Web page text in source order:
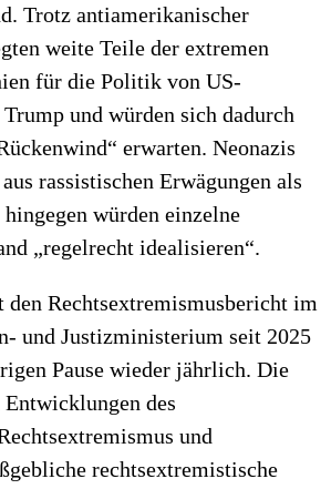
Trotz antiamerikanischer
weite Teile der extremen
für die Politik von US-
und würden sich dadurch
erwarten. Neonazis
rassistischen Erwägungen als
würden einzelne
„regelrecht idealisieren“.
Rechtsextremismusbericht im
und Justizministerium seit 2025
Pause wieder jährlich. Die
des
und
rechtsextremistische